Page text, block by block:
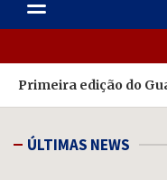
Primeira edição do
ÚLTIMAS NEWS